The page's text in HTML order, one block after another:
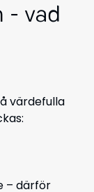
- vad
värdefulla
– därför